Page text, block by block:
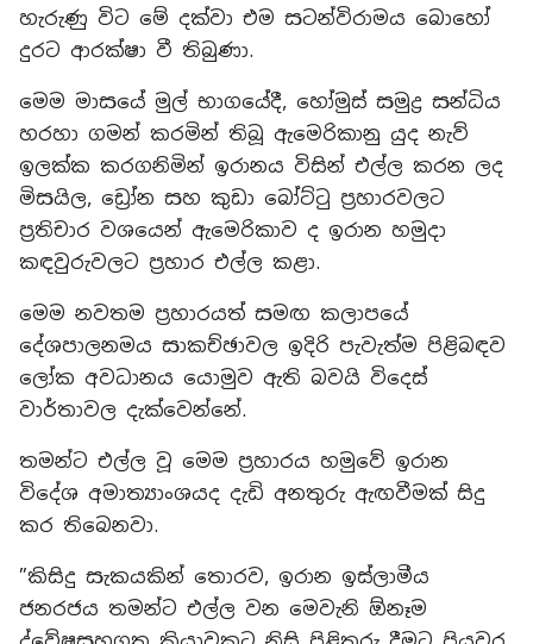
හැරුණු විට මේ දක්වා එම සටන්විරාමය බොහෝ
දුරට ආරක්ෂා වී තිබුණා.
මෙම මාසයේ මුල් භාගයේදී, හෝමුස් සමුද්‍ර සන්ධිය
හරහා ගමන් කරමින් තිබූ ඇමෙරිකානු යුද නැව්
ඉලක්ක කරගනිමින් ඉරානය විසින් එල්ල කරන ලද
මිසයිල, ඩ්‍රෝන සහ කුඩා බෝට්ටු ප්‍රහාරවලට
ප්‍රතිචාර වශයෙන් ඇමෙරිකාව ද ඉරාන හමුදා
කඳවුරුවලට ප්‍රහාර එල්ල කළා.
මෙම නවතම ප්‍රහාරයත් සමඟ කලාපයේ
දේශපාලනමය සාකච්ඡාවල ඉදිරි පැවැත්ම පිළිබඳව
ලෝක අවධානය යොමුව ඇති බවයි විදෙස්
වාර්තාවල දැක්වෙන්නේ.
තමන්ට එල්ල වූ මෙම ප්‍රහාරය හමුවේ ඉරාන
විදේශ අමාත්‍යාංශයද දැඩි අනතුරු ඇඟවීමක් සිදු
කර තිබෙනවා.
”කිසිදු සැකයකින් තොරව, ඉරාන ඉස්ලාමීය
ජනරජය තමන්ට එල්ල වන මෙවැනි ඕනෑම